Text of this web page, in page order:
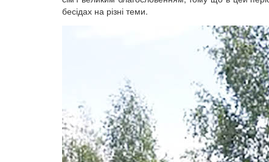
бесідах на різні теми.